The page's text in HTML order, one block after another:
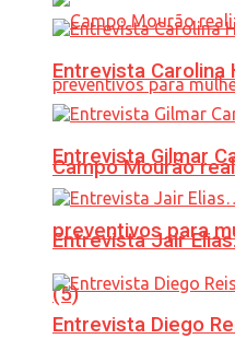
Campo Mourão
preventivos para
(5)
Entrevista
Entrevista Gilmar
Entrevista Jair
Entrevista Diego